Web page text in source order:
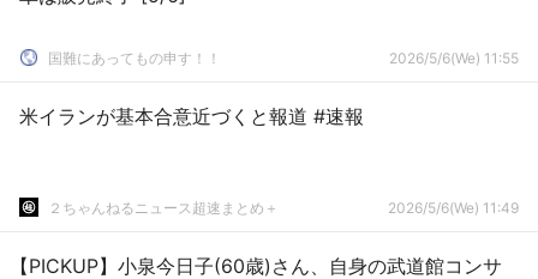
国難にあってもの申す！！ 2026/5/6(We) 11:55
米イランが基本合意近づくと報道 #速報
２ちゃんねるニュース超速まとめ＋ 2026/5/6(We) 11:49
【PICKUP】小泉今日子(60歳)さん、自身の武道館コンサ